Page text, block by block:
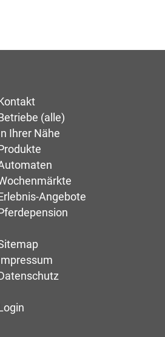
(alle)
Ihrer Nähe
Angebote